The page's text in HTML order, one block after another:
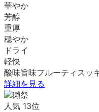
華やか
芳醇
重厚
穏やか
ドライ
軽快
酸味旨味フルーティ スッ
詳細を見る
人気 13位